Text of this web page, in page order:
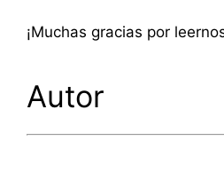
¡Muchas gracias por
Autor